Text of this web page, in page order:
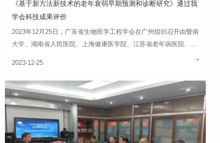
《基于新方法新技术的老年衰弱早期预测和诊断研究》通过我
学会科技成果评价
2023年12月25日，广东省生物医学工程学会在广州组织召开由暨南
大学、湖南省人民医院、上海健康医学院、江苏省老年病医院、清
2023-12-25